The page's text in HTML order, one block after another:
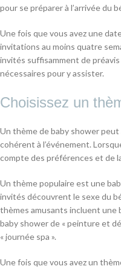
pour se préparer à l’arrivée du
Une fois que vous avez une
invitations au moins quatre
invités suffisamment de
nécessaires pour y assister.
Choisissez un
Un thème de baby shower
cohérent à l’événement.
compte des préférences et de
Un thème populaire est une
invités découvrent le sexe du
thèmes amusants incluent une
baby shower de « peinture et
« journée spa ».
Une fois que vous avez un